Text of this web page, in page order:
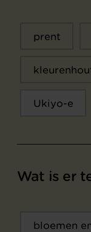
prent
Ukiyo-e
Wat is er
bloemen